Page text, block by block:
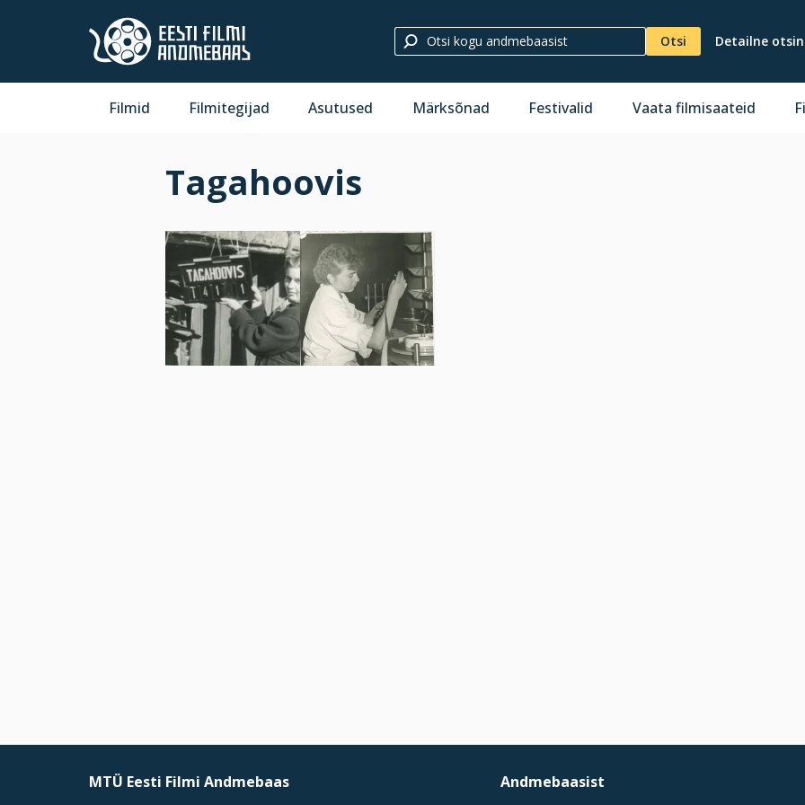
Otsi Detailne
Filmid Filmitegijad Asutused Märksõnad Festivalid Vaata filmisaateid
Tagahoovis
MTÜ Eesti Filmi Andmebaas Andmebaasist